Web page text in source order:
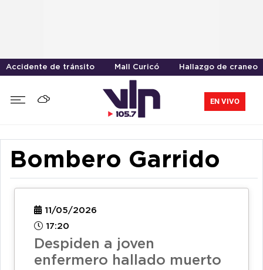
Accidente de tránsito Mall Curicó Hallazgo de craneo
EN VIVO
Bombero Garrido
11/05/2026
17:20
Despiden a joven
enfermero hallado muerto